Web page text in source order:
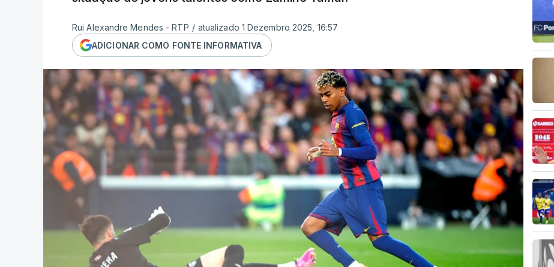
Rui Alexandre Mendes - RTP / atualizado 1 Dezembro 2025, 16:57
ADICIONAR COMO FONTE INFORMATIVA